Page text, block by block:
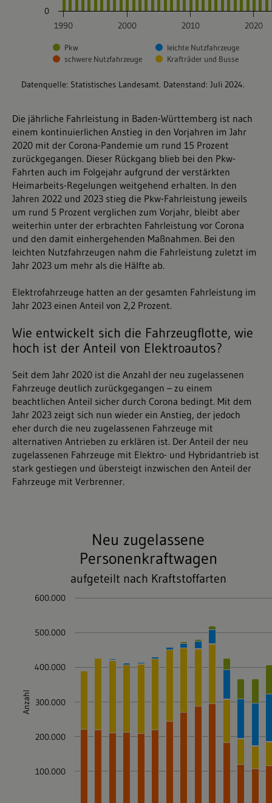
Die jährliche Fahrleistung in Baden-Württemberg ist nach
einem kontinuierlichen Anstieg in den Vorjahren im Jahr
2020 mit der Corona-Pandemie um rund 15 Prozent
zurückgegangen. Dieser Rückgang blieb bei den Pkw-
Fahrten auch im Folgejahr aufgrund der verstärkten
Heimarbeits-Regelungen weitgehend erhalten. In den
Jahren 2022 und 2023 stieg die Pkw-Fahrleistung jeweils
um rund 5 Prozent verglichen zum Vorjahr, bleibt aber
weiterhin unter der erbrachten Fahrleistung vor Corona
und den damit einhergehenden Maßnahmen. Bei den
leichten Nutzfahrzeugen nahm die Fahrleistung zuletzt im
Jahr 2023 um mehr als die Hälfte ab.
Elektrofahrzeuge hatten an der gesamten Fahrleistung im
Jahr 2023 einen Anteil von 2,2 Prozent.
Wie entwickelt sich die Fahrzeugflotte, wie
hoch ist der Anteil von Elektroautos?
Seit dem Jahr 2020 ist die Anzahl der neu zugelassenen
Fahrzeuge deutlich zurückgegangen – zu einem
beachtlichen Anteil sicher durch Corona bedingt. Mit dem
Jahr 2023 zeigt sich nun wieder ein Anstieg, der jedoch
eher durch die neu zugelassenen Fahrzeuge mit
alternativen Antrieben zu erklären ist. Der Anteil der neu
zugelassenen Fahrzeuge mit Elektro- und Hybridantrieb ist
stark gestiegen und übersteigt inzwischen den Anteil der
Fahrzeuge mit Verbrenner.